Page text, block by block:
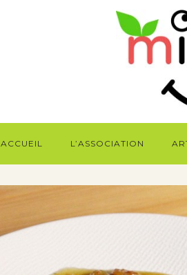
ACCUEIL L’ASSOCIATION